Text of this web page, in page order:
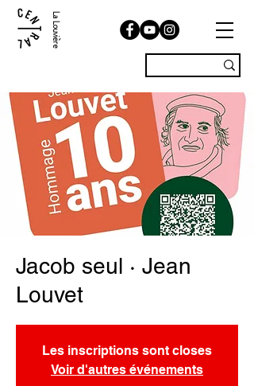
La Louvière
Jacob seul · Jean
Louvet
Les inscriptions sont closes
Voir d'autres événements